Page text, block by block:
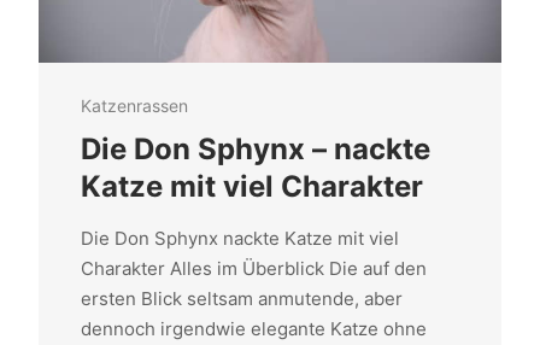
Katzenrassen
Die Don Sphynx – nackte
Katze mit viel Charakter
Die Don Sphynx nackte Katze mit viel
Charakter Alles im Überblick Die auf den
ersten Blick seltsam anmutende, aber
dennoch irgendwie elegante Katze ohne